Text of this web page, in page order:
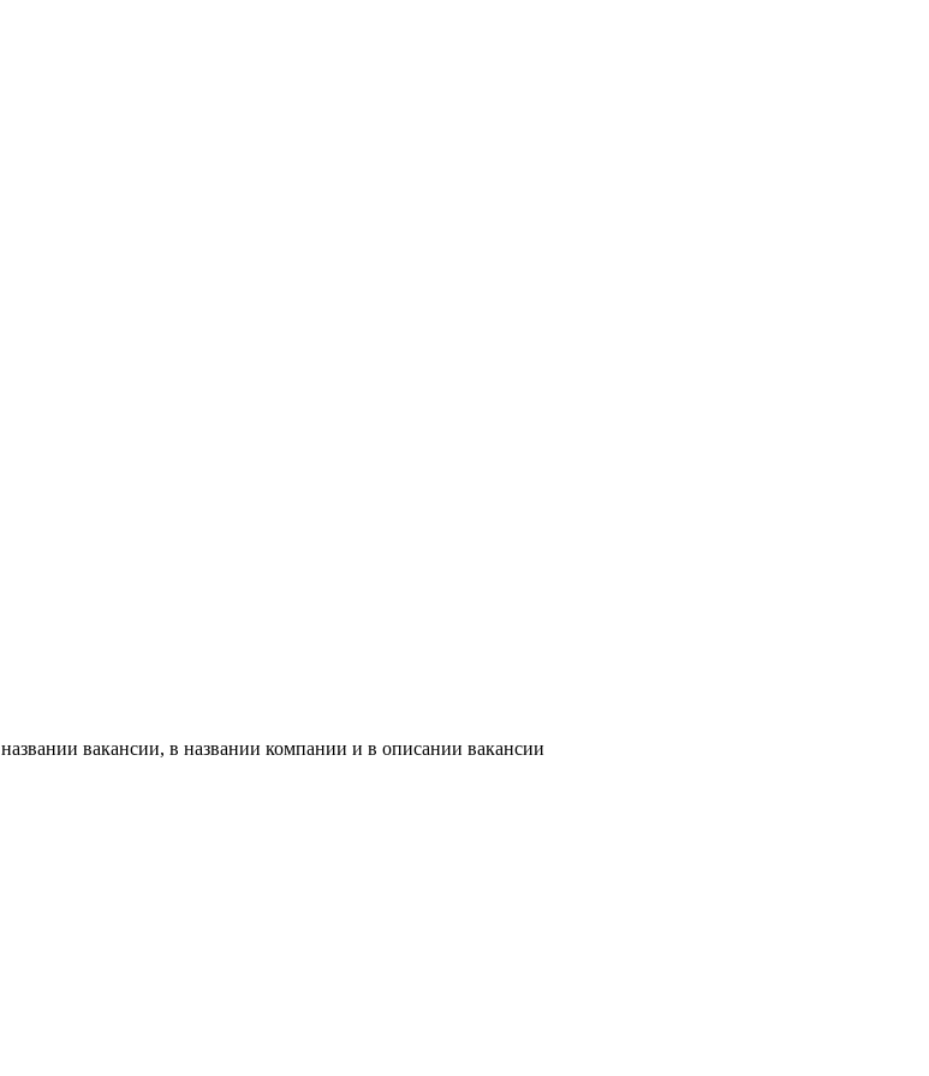
вакансии, в названии компании и в описании вакансии